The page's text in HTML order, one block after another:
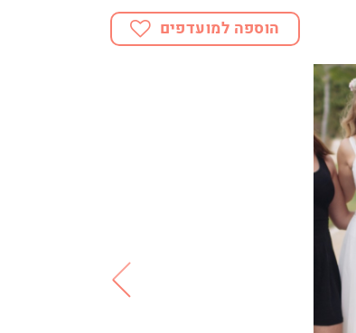
הוספה למועדפים